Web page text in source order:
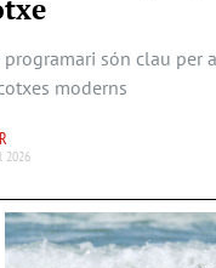
són clau per
moderns
2026